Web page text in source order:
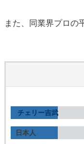
また、同業界プロの
チェリー吉武
日本人